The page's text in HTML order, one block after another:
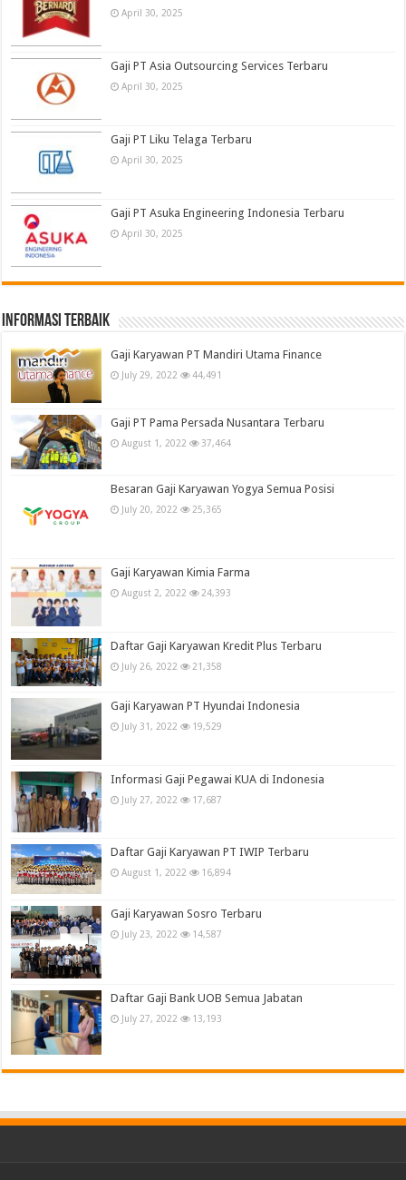
April 30, 2025
Gaji PT Asia Outsourcing Services Terbaru
April 30, 2025
Gaji PT Liku Telaga Terbaru
April 30, 2025
Gaji PT Asuka Engineering Indonesia Terbaru
April 30, 2025
informasi terbaik
Gaji Karyawan PT Mandiri Utama Finance
July 29, 2022 44,491
Gaji PT Pama Persada Nusantara Terbaru
August 1, 2022 37,464
Besaran Gaji Karyawan Yogya Semua Posisi
July 20, 2022 25,365
Gaji Karyawan Kimia Farma
August 2, 2022 24,393
Daftar Gaji Karyawan Kredit Plus Terbaru
July 26, 2022 21,358
Gaji Karyawan PT Hyundai Indonesia
July 31, 2022 19,529
Informasi Gaji Pegawai KUA di Indonesia
July 27, 2022 17,687
Daftar Gaji Karyawan PT IWIP Terbaru
August 1, 2022 16,894
Gaji Karyawan Sosro Terbaru
July 23, 2022 14,587
Daftar Gaji Bank UOB Semua Jabatan
July 27, 2022 13,193